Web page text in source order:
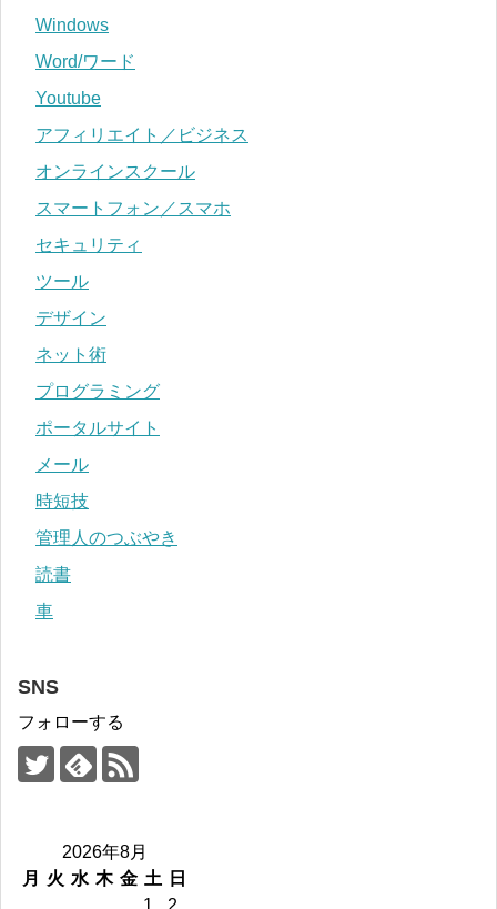
Windows
Word/ワード
Youtube
アフィリエイト／ビジネス
オンラインスクール
スマートフォン／スマホ
セキュリティ
ツール
デザイン
ネット術
プログラミング
ポータルサイト
メール
時短技
管理人のつぶやき
読書
車
SNS
フォローする
2026年8月
月
火 水 木 金 土
日